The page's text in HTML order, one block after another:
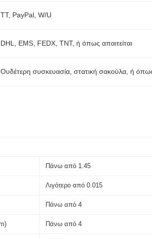
ΤΤ, PayPal, W/U
DHL, EMS, FEDX, TNT, ή όπως απαιτείται
Ουδέτερη συσκευασία, στατική σακούλα, ή όπως
Πάνω από 1.45
Λιγότερο από 0.015
Πάνω από 4
Πάνω από 4